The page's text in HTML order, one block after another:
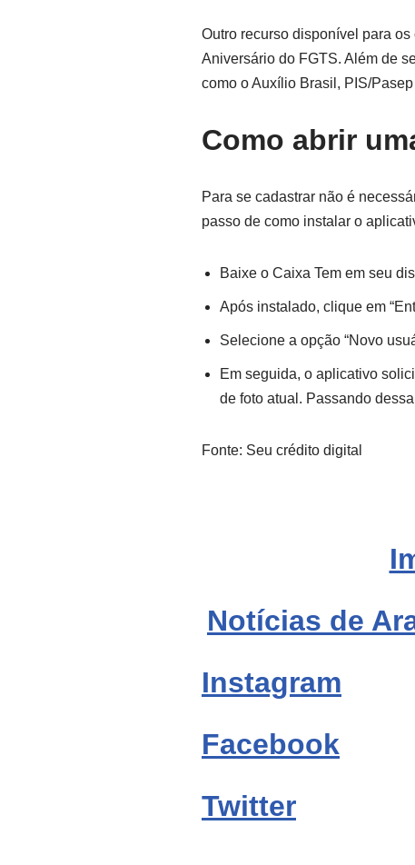
Outro recurso disponível para
Aniversário do FGTS. Além de
como o Auxílio Brasil, PIS/
Como abrir
Para se cadastrar não é
passo de como instalar o
Baixe o Caixa Tem em seu
Após instalado, clique em
Selecione a opção “Novo
Em seguida, o aplicativo
de foto atual. Passando
Fonte: Seu crédito digital
Notícias de
Instagram
Facebook
Twitter